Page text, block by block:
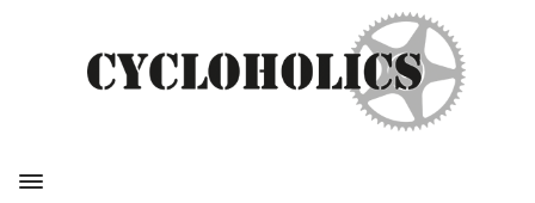
Toggle navigation